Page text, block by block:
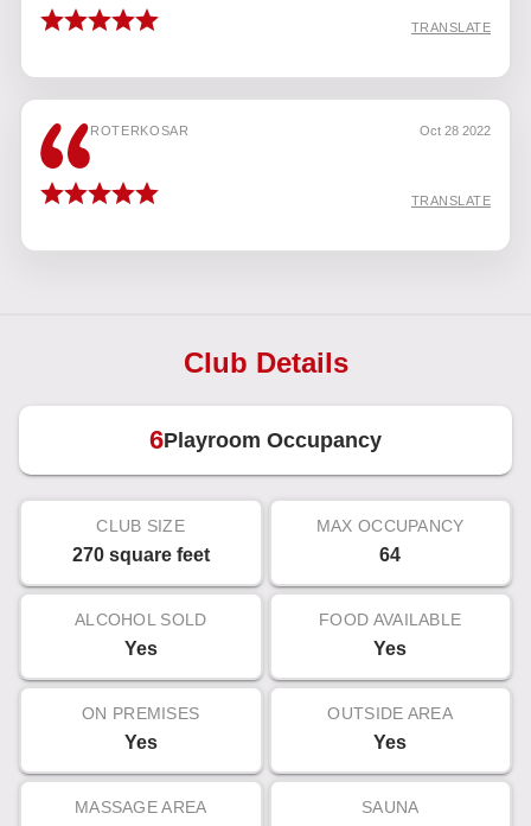
TRANSLATE
ROTERKOSAR Oct 28 2022
TRANSLATE
Club Details
6Playroom Occupancy
CLUB SIZE
270 square feet
MAX OCCUPANCY
64
ALCOHOL SOLD
Yes
FOOD AVAILABLE
Yes
ON PREMISES
Yes
OUTSIDE AREA
Yes
MASSAGE AREA SAUNA